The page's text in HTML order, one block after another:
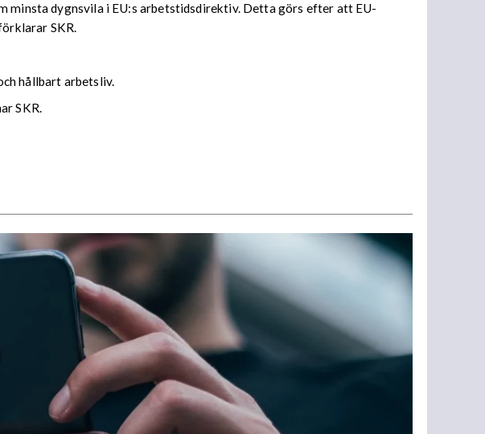
minsta dygnsvila i EU:s arbetstidsdirektiv. Detta görs efter att EU-
SKR.
hållbart arbetsliv.
SKR.